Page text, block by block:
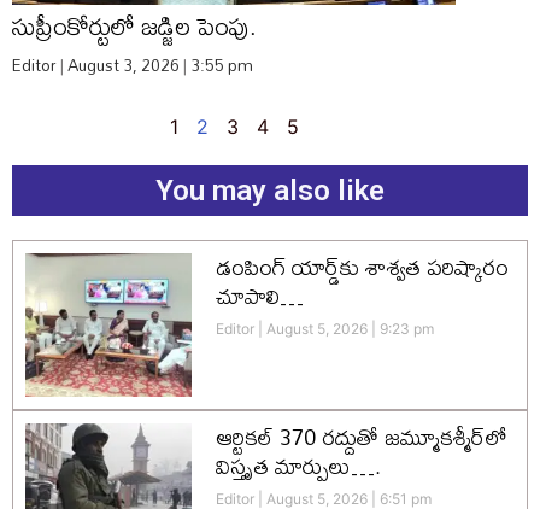
సుప్రీంకోర్టులో జడ్జిల పెంపు.
Editor August 3, 2026 3:55 pm
1 2 3 4 5
You may also like
డంపింగ్ యార్డ్‌కు శాశ్వత పరిష్కారం
చూపాలి…
Editor August 5, 2026 9:23 pm
ఆర్టికల్ 370 రద్దుతో జమ్మూకశ్మీర్‌లో
విస్తృత మార్పులు….
Editor August 5, 2026 6:51 pm